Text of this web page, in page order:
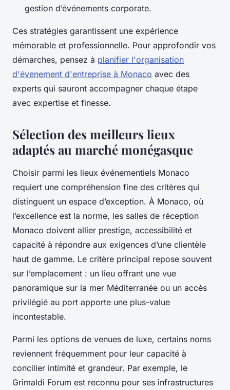
gestion d’événements corporate.
Ces stratégies garantissent une expérience
mémorable et professionnelle. Pour approfondir vos
démarches, pensez à planifier l'organisation
d'évenement d'entreprise à Monaco avec des
experts qui sauront accompagner chaque étape
avec expertise et finesse.
Sélection des meilleurs lieux
adaptés au marché monégasque
Choisir parmi les lieux événementiels Monaco
requiert une compréhension fine des critères qui
distinguent un espace d’exception. À Monaco, où
l’excellence est la norme, les salles de réception
Monaco doivent allier prestige, accessibilité et
capacité à répondre aux exigences d’une clientèle
haut de gamme. Le critère principal repose souvent
sur l’emplacement : un lieu offrant une vue
panoramique sur la mer Méditerranée ou un accès
privilégié au port apporte une plus-value
incontestable.
Parmi les options de venues de luxe, certains noms
reviennent fréquemment pour leur capacité à
concilier intimité et grandeur. Par exemple, le
Grimaldi Forum est reconnu pour ses infrastructures